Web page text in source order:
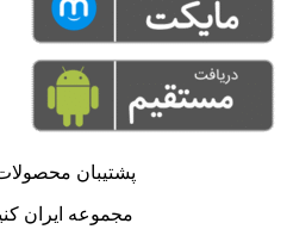
پشتیبان
مجموعه ایران